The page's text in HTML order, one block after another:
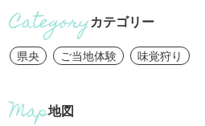
カテゴリー
県央 ご当地体験 味覚狩り
地図